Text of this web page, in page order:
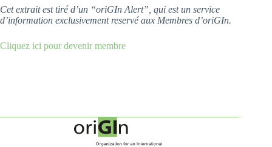
Cet extrait est tiré d’un “oriGIn Alert”, qui est un service
d’information exclusivement reservé aux Membres d’oriGIn.
Cliquez ici pour devenir membre